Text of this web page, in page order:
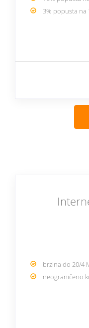
3% popusta na
brzina do 20/4
neograničeno